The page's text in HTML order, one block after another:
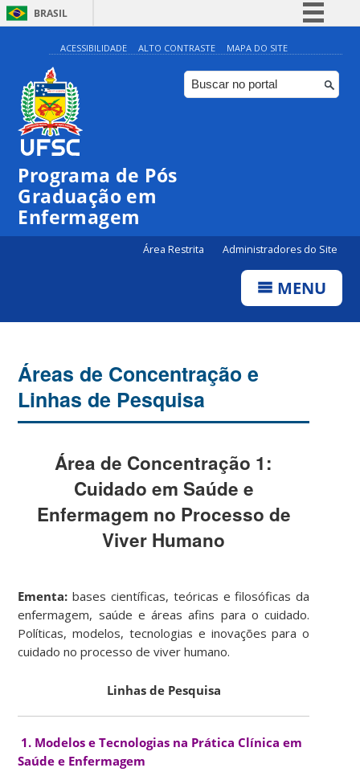
BRASIL
Simplifique!
Comunica BR
Participe
ACESSIBILIDADE ALTO CONTRASTE MAPA DO SITE
Programa de Pós
Graduação em
Enfermagem
Área Restrita Administradores do Site
MENU
Áreas de Concentração e
Linhas de Pesquisa
Área de Concentração 1:
Cuidado em Saúde e
Enfermagem no Processo de
Viver Humano
Ementa: bases científicas, teóricas e filosóficas da
enfermagem, saúde e áreas afins para o cuidado.
Políticas, modelos, tecnologias e inovações para o
cuidado no processo de viver humano.
Linhas de Pesquisa
1. Modelos e Tecnologias na Prática Clínica em
Saúde e Enfermagem